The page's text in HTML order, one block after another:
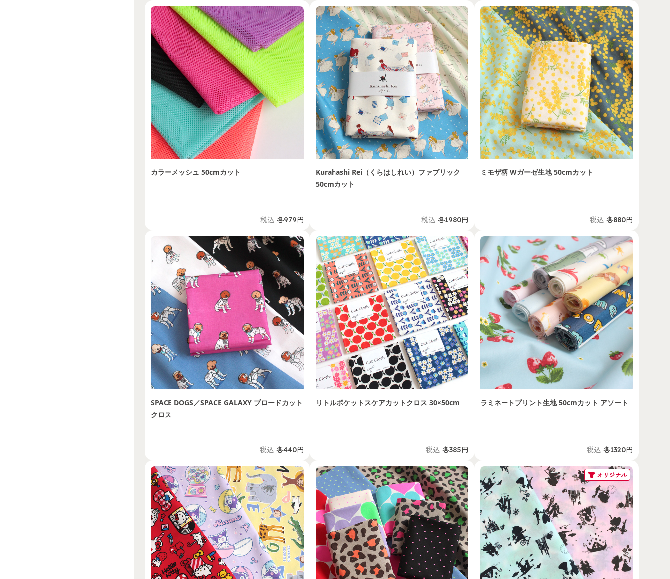
カラーメッシュ 50cmカット
税込 各979円
Kurahashi Rei（くらはしれい）ファブリック
50cmカット
税込 各1980円
ミモザ柄 Wガーゼ生地 50cmカット
税込 各880円
SPACE DOGS／SPACE GALAXY ブロードカット
クロス
税込 各440円
リトルポケットスケアカットクロス 30×50cm
税込 各385円
ラミネートプリント生地 50cmカット アソート
税込 各1320円
オリジナル